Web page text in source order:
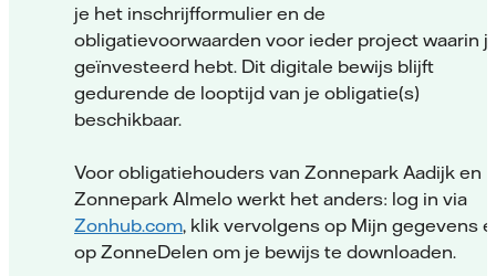
je het inschrijfformulier en de
obligatievoorwaarden voor ieder project waarin
geïnvesteerd hebt. Dit digitale bewijs blijft
gedurende de looptijd van je obligatie(s)
beschikbaar.
Voor obligatiehouders van Zonnepark Aadijk en
Zonnepark Almelo werkt het anders: log in via
Zonhub.com, klik vervolgens op Mijn gegevens
op ZonneDelen om je bewijs te downloaden.